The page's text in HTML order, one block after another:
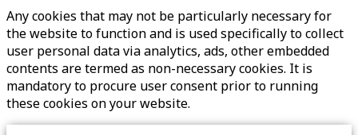
Any cookies that may not be particularly necessary for
the website to function and is used specifically to collect
user personal data via analytics, ads, other embedded
contents are termed as non-necessary cookies. It is
mandatory to procure user consent prior to running
these cookies on your website.